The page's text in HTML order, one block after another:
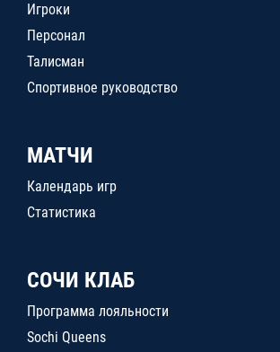
Игроки
Персонал
Талисман
Спортивное руководство
МАТЧИ
Календарь игр
Статистика
СОЧИ КЛАБ
Программа лояльности
Sochi Queens